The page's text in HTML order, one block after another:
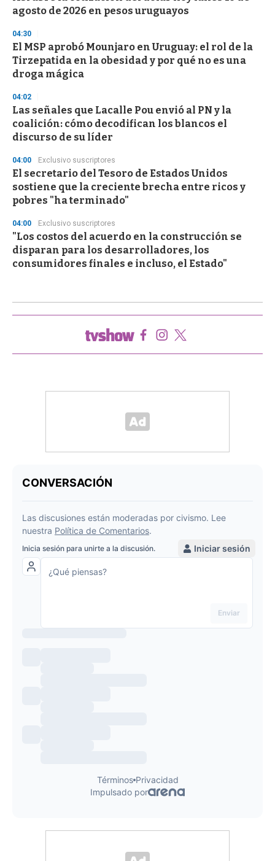
agosto de 2026 en pesos uruguayos
04:30
El MSP aprobó Mounjaro en Uruguay: el rol de la
Tirzepatida en la obesidad y por qué no es una
droga mágica
04:02
Las señales que Lacalle Pou envió al PN y la
coalición: cómo decodifican los blancos el
discurso de su líder
04:00 Exclusivo suscriptores
El secretario del Tesoro de Estados Unidos
sostiene que la creciente brecha entre ricos y
pobres "ha terminado"
04:00 Exclusivo suscriptores
"Los costos del acuerdo en la construcción se
disparan para los desarrolladores, los
consumidores finales e incluso, el Estado"